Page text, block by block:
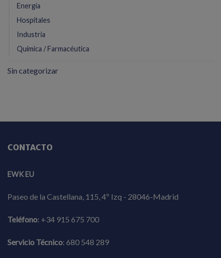
Energía
Hospitales
Industria
Química / Farmacéutica
Sin categorizar
CONTACTO
EWK EU
Paseo de la Castellana, 115, 4º Izq - 28046-Madrid
Teléfono: +34 915 675 700
Servicio Técnico: 680 548 289